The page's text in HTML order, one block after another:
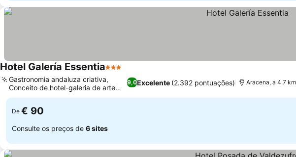
Hotel Galería Essentia3 Estrelas
9,0Excelente (2.392 pontuações)
Gastronomia andaluza criativa,
Conceito de hotel-galeria de arte
boutique
Aracena, a 4.7
De € 90
Consulte os preços de 6 sites